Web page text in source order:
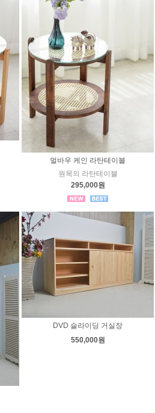
멀바우 케인 라탄테이블
원목의 라탄테이블
295,000원
DVD 슬라이딩 거실장
550,000원